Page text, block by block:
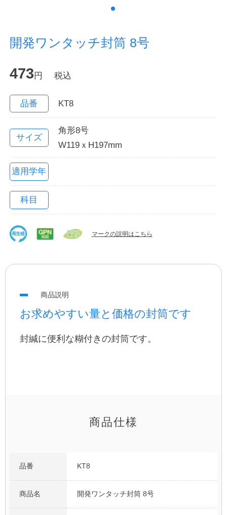
公式オンラインショップ
企業情報
カタログ
お問い合わせ
English
OEMご希望の方へ
開発ワンタッチ封筒 8号
473 円 税込
品番 KT8
サイズ
角形8号
W119ｘH197mm
適用学年
科目
マークの説明はこちら
商品説明
お求めやすい量と価格の封筒です
封緘に便利な糊付きの封筒です。
商品仕様
品番 KT8
商品名 開発ワンタッチ封筒 8号